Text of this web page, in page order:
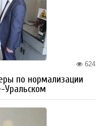
624
по нормализации
Уральском